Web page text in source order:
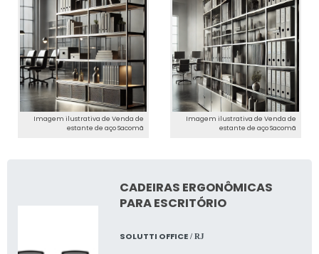
Imagem ilustrativa de Venda de
estante de aço Sacomã
Imagem ilustrativa de Venda de
estante de aço Sacomã
CADEIRAS ERGONÔMICAS
PARA ESCRITÓRIO
SOLUTTI OFFICE/ RJ